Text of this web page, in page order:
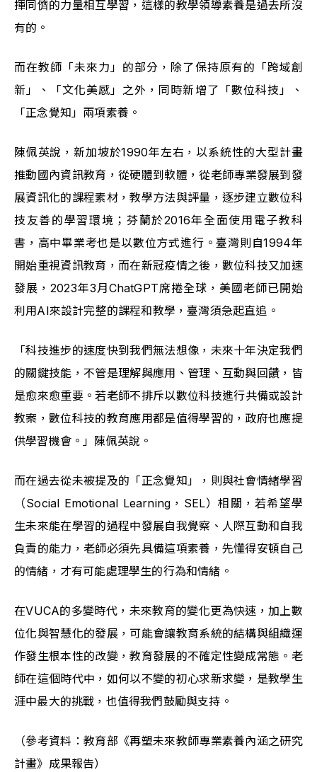
揮同儕的力量相互學習，這樣的教學領導素養是過去所沒
有的。
而在教師「未來力」的部分，除了保持原有的「跨域創
新」、「文化美感」之外，同時新增了「數位科技」、
「正念覺知」兩項素養。
陳佩英說，新加坡於1990年左右，以系統性的大型計畫
推動國內資訊教育，從硬體到軟體，從老師專業發展到發
展資訊化的課程素材，教學方法與評量，逐步建立數位科
技友善的學習環境；芬蘭於2016年全面使用電子教科
書，高中畢業考也是以數位方式進行。臺灣則自1994年
開始重視資訊教育，而在新冠疫情之後，數位科技又加速
發展，2023年3月ChatGPT席捲全球，美國老師已開始
利用AI來設計完整的課程和教學，臺灣須急起直追。
「科技進步的速度快到我們無法想像，未來十年決定我們
的關鍵技能，不管是理解與應用、管理、互動與回饋，皆
是愈來愈重要。若老師不排斥以數位科技進行共備或設計
教案，數位科技的教育應用都是值得學習的，政府也應提
供學習機會。」陳佩英說。
而在過去從未被提及的「正念覺知」，則與社會情緒學習
（Social Emotional Learning，SEL）相關，若希望學
生未來能在學習的過程中發展自我覺察、人際互動和自我
負責的能力，老師必須先具備這項素養，先懂得安頓自己
的情緒，才有可能處理學生的行為和情緒。
在VUCA的多變時代，未來教育的變化更為快速，加上數
位化與智慧化的發展，可能會讓教育系統的結構與組織運
作發生根本性的改變，教育發展的不確定性變成常態。老
師在這個時代中，如何以不變的初心求新求變，是教學生
涯中最大的挑戰，也值得我們鼓勵與支持。
（參考資料：教育部《再塑未來教師專業素養內涵之研究
計畫》成果報告）